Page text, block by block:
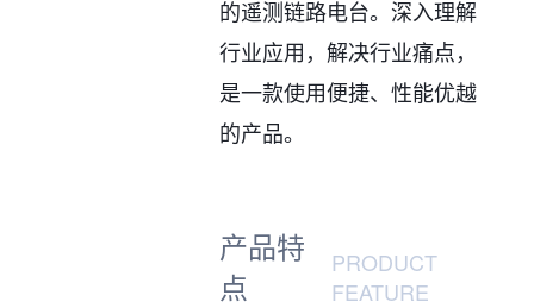
的遥测链路电台。深入理解
行业应用，解决行业痛点，
是一款使用便捷、性能优越
的产品。
产品特
点
PRODUCT
FEATURE